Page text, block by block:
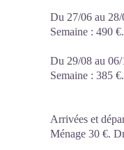
Du 27/06 au
Semaine : 490 €.
Du 29/08 au 06/
Semaine : 385 €.
Arrivées et
Ménage 30 €.